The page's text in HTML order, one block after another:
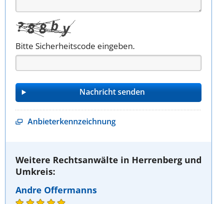
Bitte Sicherheitscode eingeben.
Anbieterkennzeichnung
Weitere Rechtsanwälte in Herrenberg und
Umkreis:
Andre Offermanns